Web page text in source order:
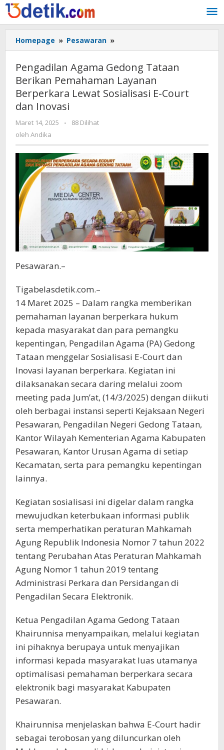
Lewati
ke
konten
Homepage » Pesawaran »
Agama
Gedong
Tataan
Berikan
Pemahaman
E-
dan
Inovasi
Pengadilan Agama Gedong Tataan
Berikan Pemahaman Layanan
Berperkara Lewat Sosialisasi E-Court
dan Inovasi
Maret 14, 2025
oleh
-
88 Dilihat
oleh Andika
Pesawaran.–
Tigabelasdetik.com.–
14 Maret 2025 – Dalam rangka memberikan
pemahaman layanan berperkara hukum
kepada masyarakat dan para pemangku
kepentingan, Pengadilan Agama (PA) Gedong
Tataan menggelar Sosialisasi E-Court dan
Inovasi layanan berperkara. Kegiatan ini
dilaksanakan secara daring melalui zoom
meeting pada Jum’at, (14/3/2025) dengan diikuti
oleh berbagai instansi seperti Kejaksaan Negeri
Pesawaran, Pengadilan Negeri Gedong Tataan,
Kantor Wilayah Kementerian Agama Kabupaten
Pesawaran, Kantor Urusan Agama di setiap
Kecamatan, serta para pemangku kepentingan
lainnya.
Kegiatan sosialisasi ini digelar dalam rangka
mewujudkan keterbukaan informasi publik
serta memperhatikan peraturan Mahkamah
Agung Republik Indonesia Nomor 7 tahun 2022
tentang Perubahan Atas Peraturan Mahkamah
Agung Nomor 1 tahun 2019 tentang
Administrasi Perkara dan Persidangan di
Pengadilan Secara Elektronik.
Ketua Pengadilan Agama Gedong Tataan
Khairunnisa menyampaikan, melalui kegiatan
ini pihaknya berupaya untuk menyajikan
informasi kepada masyarakat luas utamanya
optimalisasi pemahaman berperkara secara
elektronik bagi masyarakat Kabupaten
Pesawaran.
Khairunnisa menjelaskan bahwa E-Court hadir
sebagai terobosan yang diluncurkan oleh